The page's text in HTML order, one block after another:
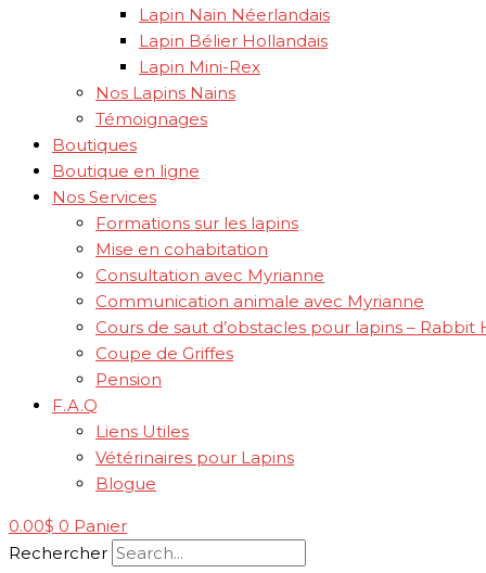
Lapin Nain Néerlandais
Lapin Bélier Hollandais
Lapin Mini-Rex
Nos Lapins Nains
Témoignages
Boutiques
Boutique en ligne
Nos Services
Formations sur les lapins
Mise en cohabitation
Consultation avec Myrianne
Communication animale avec Myrianne
Cours de saut d’obstacles pour lapins – Rabbit
Coupe de Griffes
Pension
F.A.Q
Liens Utiles
Vétérinaires pour Lapins
Blogue
0.00$ 0 Panier
Rechercher